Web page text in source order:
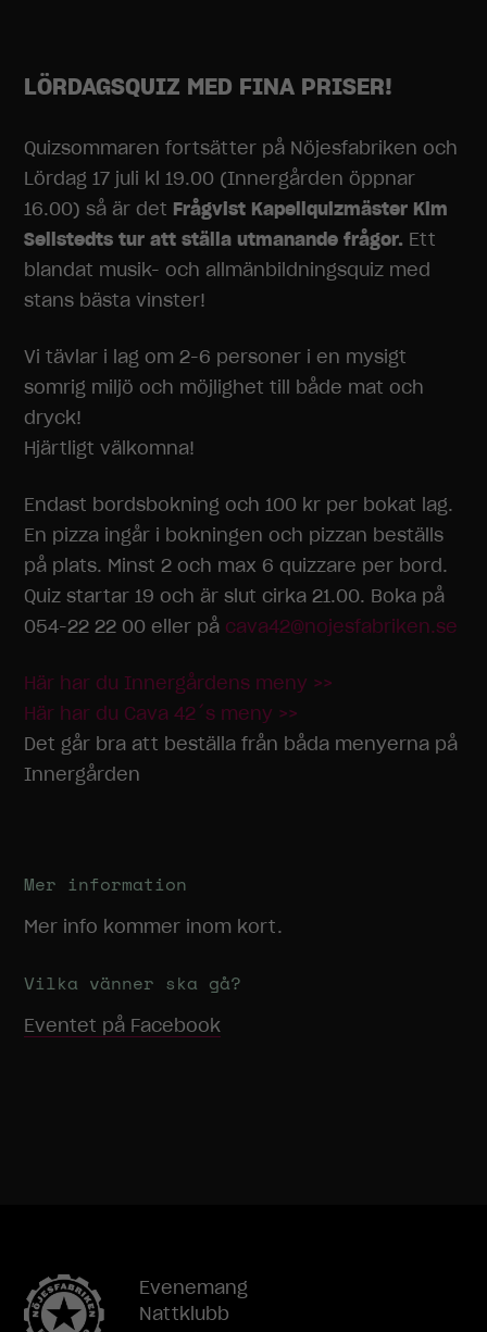
LÖRDAGSQUIZ MED FINA PRISER!
Quizsommaren fortsätter på Nöjesfabriken och
Lördag 17 juli kl 19.00 (Innergården öppnar
16.00) så är det Frågvist Kapellquizmäster Kim
Sellstedts tur att ställa utmanande frågor. Ett
blandat musik- och allmänbildningsquiz med
stans bästa vinster!
Vi tävlar i lag om 2-6 personer i en mysigt
somrig miljö och möjlighet till både mat och
dryck!
Hjärtligt välkomna!
Endast bordsbokning och 100 kr per bokat lag.
En pizza ingår i bokningen och pizzan beställs
på plats. Minst 2 och max 6 quizzare per bord.
Quiz startar 19 och är slut cirka 21.00. Boka på
054-22 22 00 eller på cava42@nojesfabriken.se
Här har du Innergårdens meny >>
Här har du Cava 42´s meny >>
Det går bra att beställa från båda menyerna på
Innergården
Mer information
Mer info kommer inom kort.
Vilka vänner ska gå?
Eventet på Facebook
Evenemang
Nattklubb